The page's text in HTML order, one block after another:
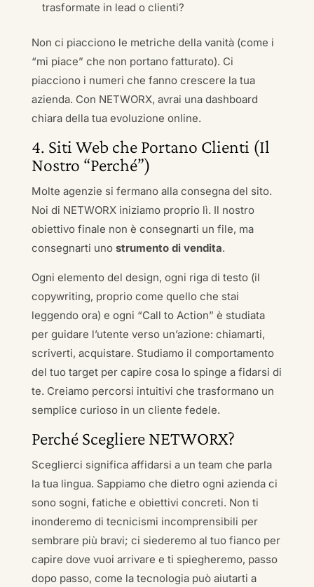
trasformate in lead o clienti?
Non ci piacciono le metriche della vanità (come i
“mi piace” che non portano fatturato). Ci
piacciono i numeri che fanno crescere la tua
azienda. Con NETWORX, avrai una dashboard
chiara della tua evoluzione online.
4. Siti Web che Portano Clienti (Il
Nostro “Perché”)
Molte agenzie si fermano alla consegna del sito.
Noi di NETWORX iniziamo proprio lì. Il nostro
obiettivo finale non è consegnarti un file, ma
consegnarti uno strumento di vendita.
Ogni elemento del design, ogni riga di testo (il
copywriting, proprio come quello che stai
leggendo ora) e ogni “Call to Action” è studiata
per guidare l’utente verso un’azione: chiamarti,
scriverti, acquistare. Studiamo il comportamento
del tuo target per capire cosa lo spinge a fidarsi di
te. Creiamo percorsi intuitivi che trasformano un
semplice curioso in un cliente fedele.
Perché Scegliere NETWORX?
Sceglierci significa affidarsi a un team che parla
la tua lingua. Sappiamo che dietro ogni azienda ci
sono sogni, fatiche e obiettivi concreti. Non ti
inonderemo di tecnicismi incomprensibili per
sembrare più bravi; ci siederemo al tuo fianco per
capire dove vuoi arrivare e ti spiegheremo, passo
dopo passo, come la tecnologia può aiutarti a